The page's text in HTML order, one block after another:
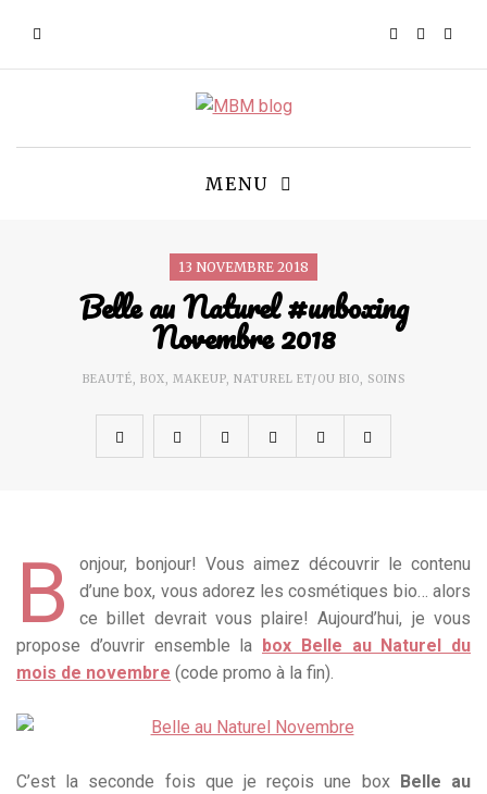
MENU
13 NOVEMBRE 2018
Belle au Naturel #unboxing
Novembre 2018
BEAUTÉ, BOX, MAKEUP, NATUREL ET/OU BIO, SOINS
B
onjour, bonjour! Vous aimez découvrir le contenu
d’une box, vous adorez les cosmétiques bio… alors
ce billet devrait vous plaire! Aujourd’hui, je vous
propose d’ouvrir ensemble la
box Belle au Naturel du
mois de novembre (code promo à la fin).
C’est la seconde fois que je reçois une box
Belle au